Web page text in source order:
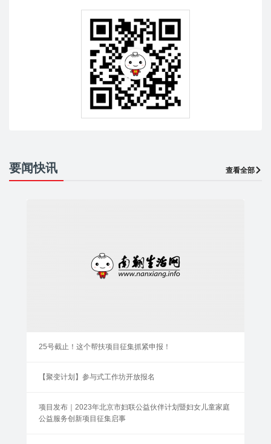
要闻快讯 查看全部
25号截止！这个帮扶项目征集抓紧申报！
【聚变计划】参与式工作坊开放报名
项目发布｜2023年北京市妇联公益伙伴计划暨妇女儿童家庭
公益服务创新项目征集启事